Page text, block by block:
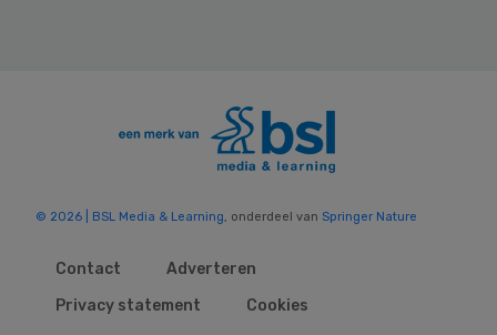
© 2026 | BSL Media & Learning, onderdeel van Springer Nature
Contact
Adverteren
Privacy statement
Cookies